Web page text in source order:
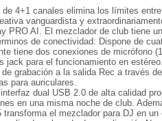
de 4+1 canales elimina los límites
vanguardista y
PRO AI. El mezclador de club tiene
de conectividad: Dispone de
tiene dos conexiones de
jack para el funcionamiento en
grabación a la salida Rec a través
para auriculares.
dual USB 2.0 de alta calidad
en una misma noche de club.
transforma el mezclador para DJ en